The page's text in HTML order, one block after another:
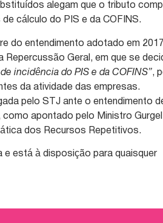
alegam que o tributo
cálculo do PIS e da COFINS.
do entendimento adotado em 2017
Repercussão Geral, em que se
incidência do PIS e da COFINS”,
da atividade das empresas.
pelo STJ ante o entendimento
apontado pelo Ministro Gurgel
dos Recursos Repetitivos.
está à disposição para quaisquer